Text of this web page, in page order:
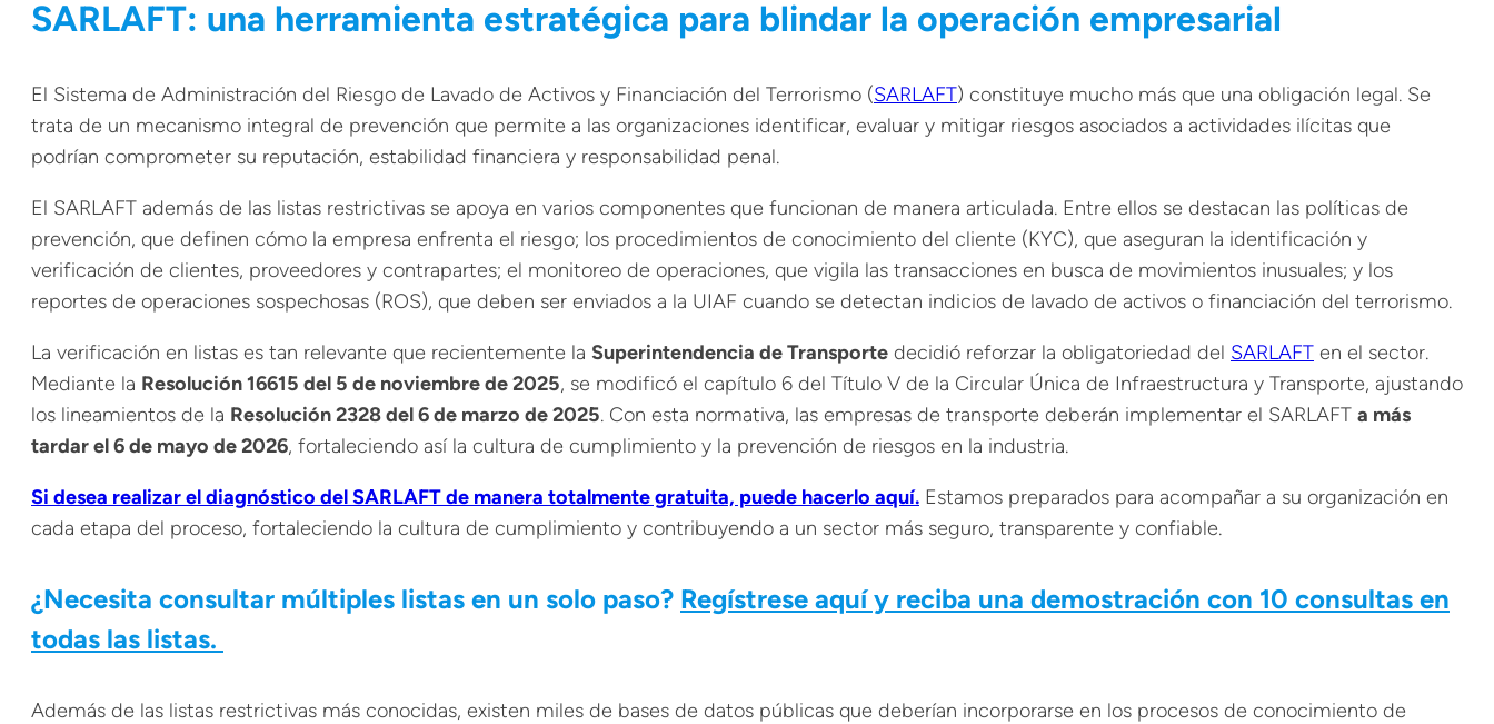
SARLAFT: una herramienta estratégica para blindar la operación empresarial
El Sistema de Administración del Riesgo de Lavado de Activos y Financiación del Terrorismo (SARLAFT) constituye mucho más que una obligación legal. Se
trata de un mecanismo integral de prevención que permite a las organizaciones identificar, evaluar y mitigar riesgos asociados a actividades ilícitas que
podrían comprometer su reputación, estabilidad financiera y responsabilidad penal.
El SARLAFT además de las listas restrictivas se apoya en varios componentes que funcionan de manera articulada. Entre ellos se destacan las políticas de
prevención, que definen cómo la empresa enfrenta el riesgo; los procedimientos de conocimiento del cliente (KYC), que aseguran la identificación y
verificación de clientes, proveedores y contrapartes; el monitoreo de operaciones, que vigila las transacciones en busca de movimientos inusuales; y los
reportes de operaciones sospechosas (ROS), que deben ser enviados a la UIAF cuando se detectan indicios de lavado de activos o financiación del terrorismo.
La verificación en listas es tan relevante que recientemente la Superintendencia de Transporte decidió reforzar la obligatoriedad del SARLAFT en el sector.
Mediante la Resolución 16615 del 5 de noviembre de 2025, se modificó el capítulo 6 del Título V de la Circular Única de Infraestructura y Transporte, ajustando
los lineamientos de la Resolución 2328 del 6 de marzo de 2025. Con esta normativa, las empresas de transporte deberán implementar el SARLAFT a más
tardar el 6 de mayo de 2026, fortaleciendo así la cultura de cumplimiento y la prevención de riesgos en la industria.
Si desea realizar el diagnóstico del SARLAFT de manera totalmente gratuita, puede hacerlo aquí. Estamos preparados para acompañar a su organización en
cada etapa del proceso, fortaleciendo la cultura de cumplimiento y contribuyendo a un sector más seguro, transparente y confiable.
¿Necesita consultar múltiples listas en un solo paso? Regístrese aquí y reciba una demostración con 10 consultas en
todas las listas.
Además de las listas restrictivas más conocidas, existen miles de bases de datos públicas que deberían incorporarse en los procesos de conocimiento de